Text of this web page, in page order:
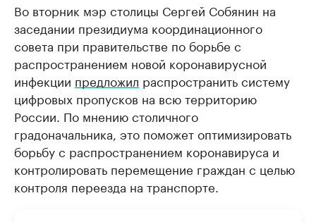
Во вторник мэр столицы Сергей Собянин на
заседании президиума координационного
совета при правительстве по борьбе с
распространением новой коронавирусной
инфекции предложил распространить систему
цифровых пропусков на всю территорию
России. По мнению столичного
градоначальника, это поможет оптимизировать
борьбу с распространением коронавируса и
контролировать перемещение граждан с целью
контроля переезда на транспорте.